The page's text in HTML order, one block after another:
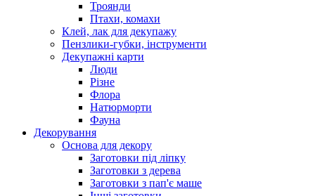
Троянди
Птахи, комахи
Клей, лак для декупажу
Пензлики-губки, інструменти
Декупажні карти
Люди
Різне
Флора
Натюрморти
Фауна
Декорування
Основа для декору
Заготовки під ліпку
Заготовки з дерева
Заготовки з пап'є маше